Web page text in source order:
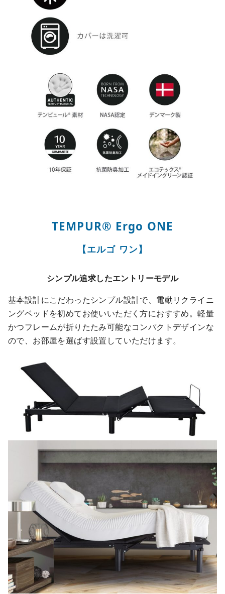
TEMPUR®︎ Ergo ONE
【エルゴ ワン】
シンプル追求したエントリーモデル
基本設計にこだわったシンプル設計で、電動リクライニ
ングベッドを初めてお使いいただく方におすすめ。軽量
かつフレームが折りたたみ可能なコンパクトデザインな
ので、お部屋を選ばす設置していただけます。